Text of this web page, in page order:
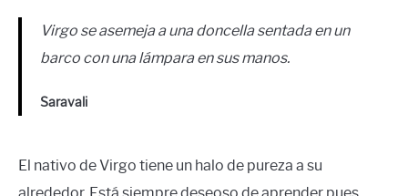
Virgo se asemeja a una doncella sentada en un
barco con una lámpara en sus manos.
Saravali
El nativo de Virgo tiene un halo de pureza a su